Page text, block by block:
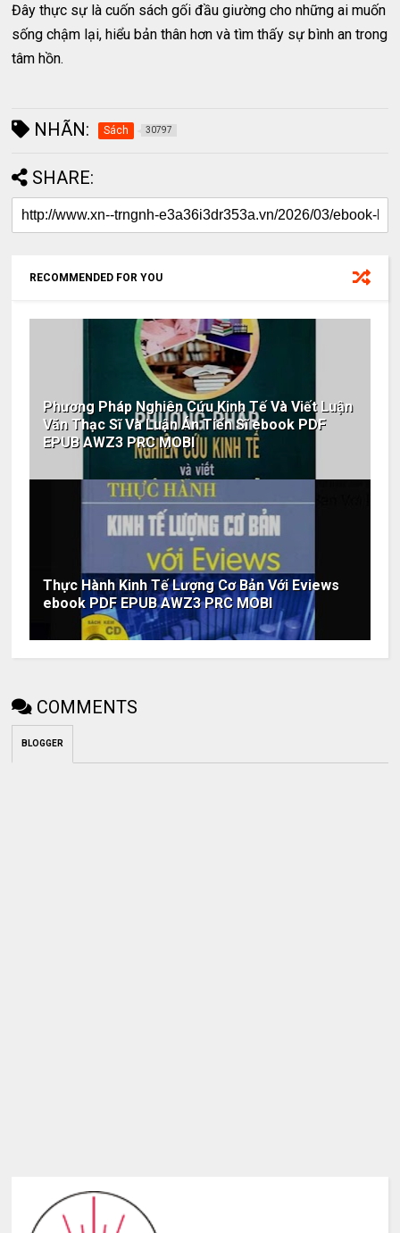
Đây thực sự là cuốn sách gối đầu giường cho những ai muốn
sống chậm lại, hiểu bản thân hơn và tìm thấy sự bình an trong
tâm hồn.
NHÃN: Sách 30797
SHARE:
RECOMMENDED FOR YOU
Phương Pháp Nghiên Cứu Kinh Tế Và Viết Luận
Văn Thạc Sĩ Và Luận Án Tiến Sĩ ebook PDF
EPUB AWZ3 PRC MOBI
Thực Hành Kinh Tế Lượng Cơ Bản Với Eviews
ebook PDF EPUB AWZ3 PRC MOBI
COMMENTS
BLOGGER